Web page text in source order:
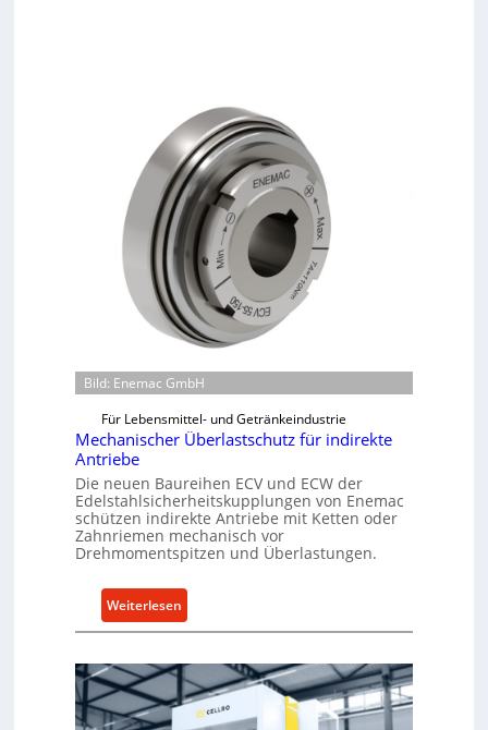
Bild: Enemac GmbH
Für Lebensmittel- und Getränkeindustrie
Mechanischer Überlastschutz für indirekte
Antriebe
Die neuen Baureihen ECV und ECW der
Edelstahlsicherheitskupplungen von Enemac
schützen indirekte Antriebe mit Ketten oder
Zahnriemen mechanisch vor
Drehmomentspitzen und Überlastungen.
Weiterlesen:
M
c
h